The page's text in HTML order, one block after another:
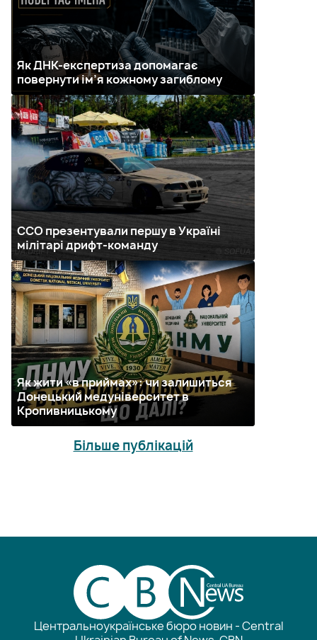
Як ДНК-експертиза допомагає
повернути ім’я кожному загиблому
ССО презентували першу в Україні
мілітарі дрифт-команду
Як жити «в приймах»: чи залишиться
Донецький медуніверситет в
Кропивницькому
Більше публікацій
Центральноукраїнське бюро новин - Central